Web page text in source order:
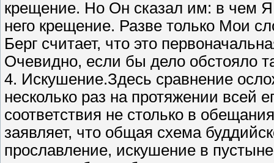
крещение. Но Он сказал им: в чем
него крещение. Разве только Мои
Берг считает, что это
Очевидно, если бы дело обстояло
4. Искушение.Здесь сравнение
несколько раз на протяжении всей
соответствия не столько в
заявляет, что общая схема
прославление, искушение в